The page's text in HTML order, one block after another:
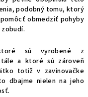
podobný tomu, ktorý
obmedziť pohyby
sú vyrobené z
a ktoré sú zároveň
totiž v zavinovačke
dbajme nielen na jeho